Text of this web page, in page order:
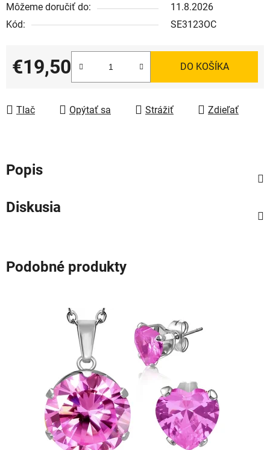
Môžeme doručiť do:
11.8.2026
Kód:
SE3123OC
€19,50
Jednotková cena:
DO KOŠÍKA
Tlač Opýtať sa Strážiť Zdieľať
Popis
Diskusia
Podobné produkty